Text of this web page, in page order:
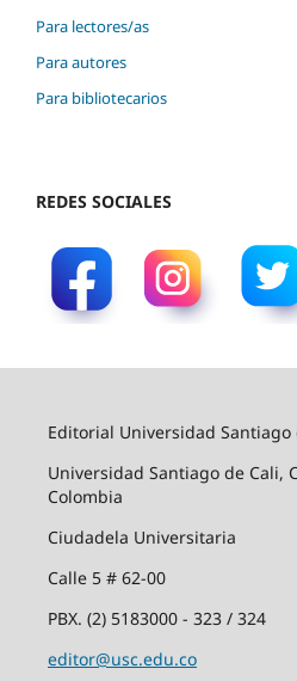
Para lectores/as
Para autores
Para bibliotecarios
REDES SOCIALES
Editorial Universidad Santiago
Universidad Santiago de Cali,
Colombia
Ciudadela Universitaria
Calle 5 # 62-00
PBX. (2) 5183000 - 323 / 324
editor@usc.edu.co